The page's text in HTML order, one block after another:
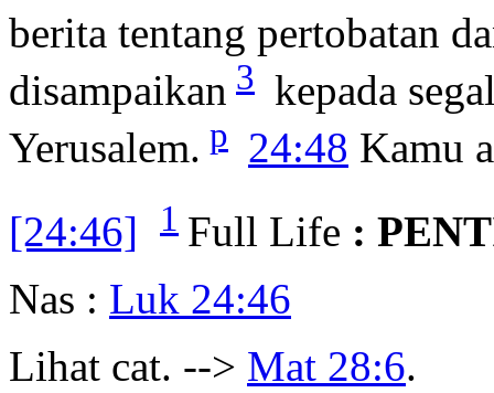
berita tentang pertobatan
disampaikan 3 kepada
Yerusalem. p 24:48 Kamu
[24:46]
1 Full Life :
Nas : Luk 24:46
Lihat cat. --> Mat 28:6.